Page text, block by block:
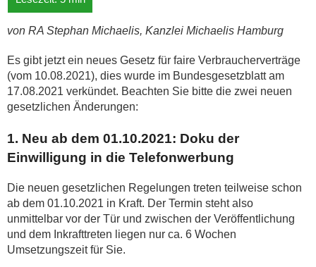
von RA Stephan Michaelis, Kanzlei Michaelis Hamburg
Es gibt jetzt ein neues Gesetz für faire Verbraucherverträge
(vom 10.08.2021), dies wurde im Bundesgesetzblatt am
17.08.2021 verkündet. Beachten Sie bitte die zwei neuen
gesetzlichen Änderungen:
1. Neu ab dem 01.10.2021: Doku der
Einwilligung in die Telefonwerbung
Die neuen gesetzlichen Regelungen treten teilweise schon
ab dem 01.10.2021 in Kraft. Der Termin steht also
unmittelbar vor der Tür und zwischen der Veröffentlichung
und dem Inkrafttreten liegen nur ca. 6 Wochen
Umsetzungszeit für Sie.